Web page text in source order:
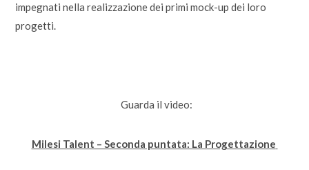
impegnati nella realizzazione dei primi mock-up dei loro
progetti.
Guarda il video:
Milesi Talent – Seconda puntata: La Progettazione